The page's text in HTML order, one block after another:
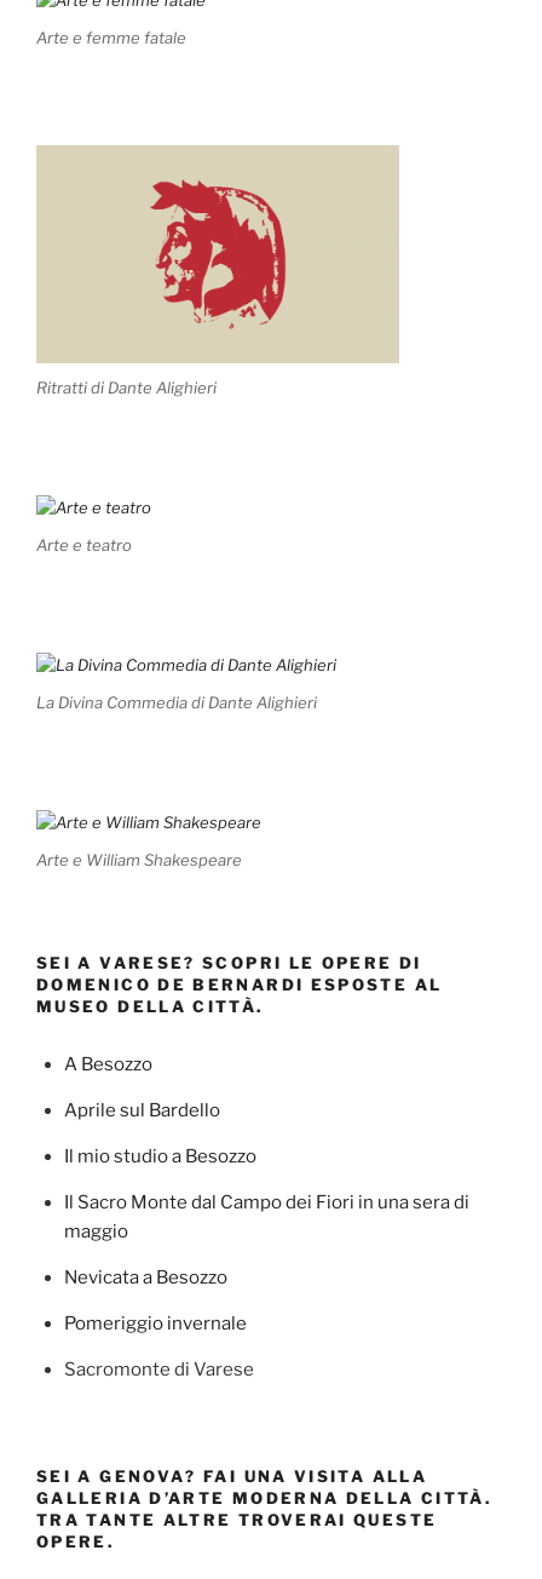
Arte e femme fatale
Ritratti di Dante Alighieri
Arte e teatro
La Divina Commedia di Dante Alighieri
Arte e William Shakespeare
SEI A VARESE? SCOPRI LE OPERE DI
DOMENICO DE BERNARDI ESPOSTE AL
MUSEO DELLA CITTÀ.
A Besozzo
Aprile sul Bardello
Il mio studio a Besozzo
Il Sacro Monte dal Campo dei Fiori in una sera di
maggio
Nevicata a Besozzo
Pomeriggio invernale
Sacromonte di Varese
SEI A GENOVA? FAI UNA VISITA ALLA
GALLERIA D’ARTE MODERNA DELLA CITTÀ.
TRA TANTE ALTRE TROVERAI QUESTE
OPERE.